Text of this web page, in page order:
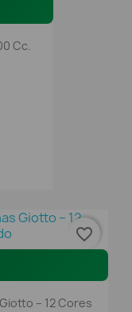
Cc.
– 12 Cores
favorite_border